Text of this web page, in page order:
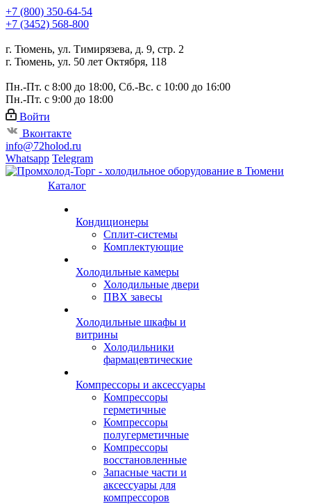
+7 (800) 350-64-54
+7 (3452) 568-800
г. Тюмень, ул. Тимирязева, д. 9, стр. 2
г. Тюмень, ул. 50 лет Октября, 118
Пн.-Пт. с 8:00 до 18:00, Сб.-Вс. с 10:00 до 16:00
Пн.-Пт. с 9:00 до 18:00
Войти
Вконтакте
info@72holod.ru
Whatsapp Telegram
Каталог
Кондиционеры
Сплит-системы
Комплектующие
Холодильные камеры
Холодильные двери
ПВХ завесы
Холодильные шкафы и
витрины
Холодильники
фармацевтические
Компрессоры и аксессуары
Компрессоры
герметичные
Компрессоры
полугерметичные
Компрессоры
восстановленные
Запасные части и
аксессуары для
компрессоров